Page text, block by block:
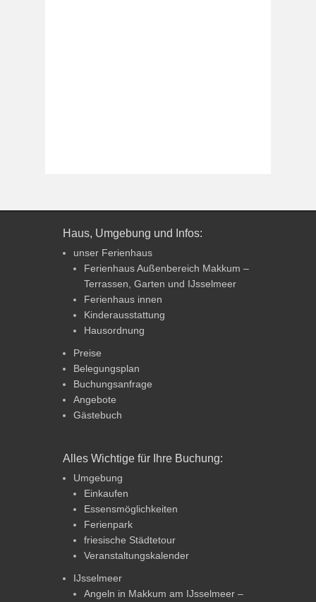
Haus, Umgebung und Infos:
unser Ferienhaus
Ferienhaus Außenbereich Makkum –
Terrassen, Garten und IJsselmeer
Ferienhaus innen
Kinderausstattung
Hausordnung
Preise
Belegungsplan
Buchungsanfrage
Angebote
Gästebuch
Alles Wichtige für Ihre Buchung:
Umgebung
Einkaufen
Essensmöglichkeiten
Ferienpark
friesische Städtetour
Veranstaltungskalender
IJsselmeer
Angeln in Makkum am IJsselmeer –